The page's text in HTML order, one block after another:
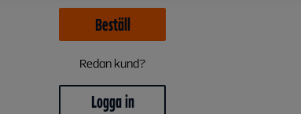
Beställ
Redan kund?
Logga in